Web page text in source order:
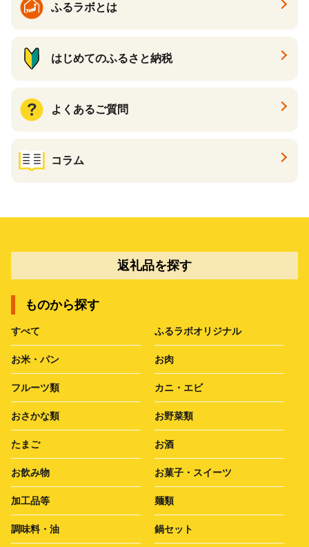
ふるラボとは
はじめてのふるさと納税
よくあるご質問
コラム
返礼品を探す
ものから探す
すべて ふるラボオリジナル
お米・パン お肉
フルーツ類 カニ・エビ
おさかな類 お野菜類
たまご お酒
お飲み物 お菓子・スイーツ
加工品等 麺類
調味料・油 鍋セット